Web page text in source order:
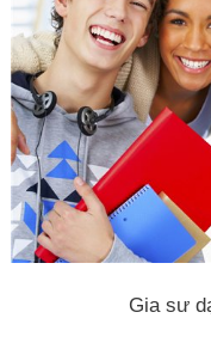
Gia sư